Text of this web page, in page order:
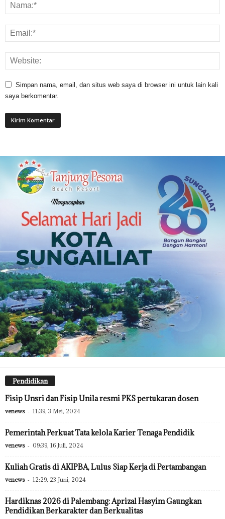
Simpan nama, email, dan situs web saya di browser ini untuk lain kali
saya berkomentar.
Pendidikan
Fisip Unsri dan Fisip Unila resmi PKS pertukaran dosen
venews - 11:39, 3 Mei, 2024
Pemerintah Perkuat Tata kelola Karier Tenaga Pendidik
venews - 09:39, 16 Juli, 2024
Kuliah Gratis di AKIPBA, Lulus Siap Kerja di Pertambangan
venews - 12:29, 23 Juni, 2024
Hardiknas 2026 di Palembang: Aprizal Hasyim Gaungkan
Pendidikan Berkarakter dan Berkualitas